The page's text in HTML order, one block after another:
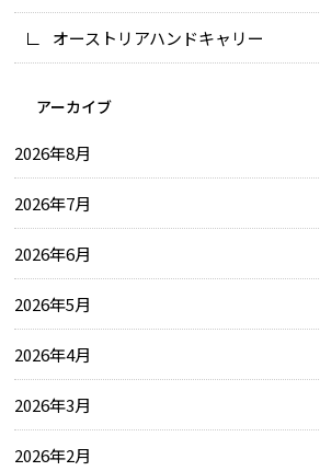
オーストリアハンドキャリー
アーカイブ
2026年8月
2026年7月
2026年6月
2026年5月
2026年4月
2026年3月
2026年2月